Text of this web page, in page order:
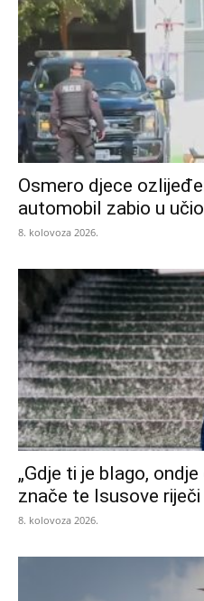
Osmero djece
automobil zabio u
8. kolovoza 2026.
„Gdje ti je blago,
znače te Isusove riječi
8. kolovoza 2026.